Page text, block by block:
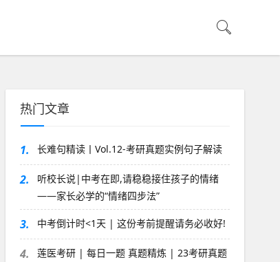
热门文章
1. 长难句精读丨Vol.12-考研真题实例句子解读
2.
听校长说|中考在即,请稳稳接住孩子的情绪
——家长必学的“情绪四步法”
3. 中考倒计时<1天 | 这份考前提醒请务必收好!
4.
莲医考研 | 每日一题 真题精炼 | 23考研真题